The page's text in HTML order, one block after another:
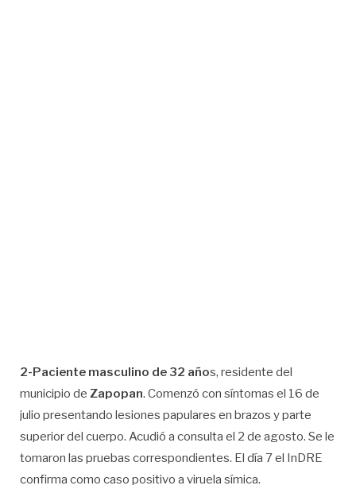
2-Paciente masculino de 32 años, residente del
municipio de Zapopan. Comenzó con síntomas el 16 de
julio presentando lesiones papulares en brazos y parte
superior del cuerpo. Acudió a consulta el 2 de agosto. Se le
tomaron las pruebas correspondientes. El día 7 el InDRE
confirma como caso positivo a viruela símica.